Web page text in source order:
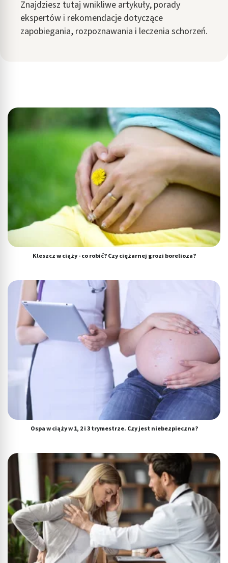
Znajdziesz tutaj wnikliwe artykuły, porady
ekspertów i rekomendacje dotyczące
zapobiegania, rozpoznawania i leczenia schorzeń.
Kleszcz w ciąży - co robić? Czy ciężarnej grozi borelioza?
Ospa w ciąży w 1, 2 i 3 trymestrze. Czy jest niebezpieczna?